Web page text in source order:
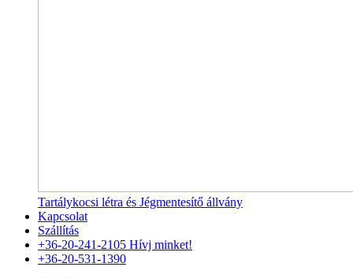
Tartálykocsi létra és Jégmentesítő állvány
Kapcsolat
Szállítás
+36-20-241-2105 Hívj minket!
+36-20-531-1390